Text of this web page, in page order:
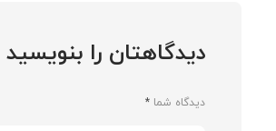
دیدگاهتان را بنویسید
دیدگاه شما*